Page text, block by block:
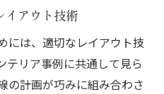
イアウト技術
には、適切なレイアウト技
テリア事例に共通して見ら
の計画が巧みに組み合わさ